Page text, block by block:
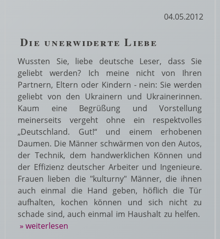
04.05.2012
Die unerwiderte Liebe
Wussten Sie, liebe deutsche Leser, dass Sie
geliebt werden? Ich meine nicht von Ihren
Partnern, Eltern oder Kindern - nein: Sie werden
geliebt von den Ukrainern und Ukrainerinnen.
Kaum eine Begrüßung und Vorstellung
meinerseits vergeht ohne ein respektvolles
„Deutschland. Gut!“ und einem erhobenen
Daumen. Die Männer schwärmen von den Autos,
der Technik, dem handwerklichen Können und
der Effizienz deutscher Arbeiter und Ingenieure.
Frauen lieben die "kulturny" Männer, die ihnen
auch einmal die Hand geben, höflich die Tür
aufhalten, kochen können und sich nicht zu
schade sind, auch einmal im Haushalt zu helfen.
» weiterlesen